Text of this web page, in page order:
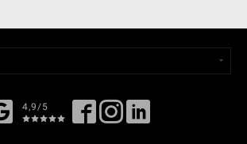
4,9/5